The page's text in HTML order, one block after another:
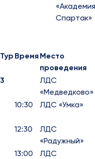
«Академия
Спартак»
Тур Время Место
проведения
3
ЛДС
«Медведково»
10:30 ЛДС «Умка»
12:30
ЛДС
«Радужный»
13:00
ЛДС